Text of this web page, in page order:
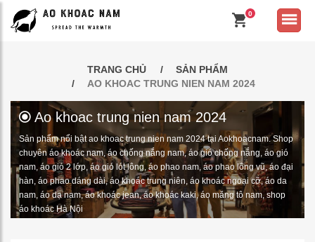
0
TRANG CHỦ
SẢN PHẨM
AO KHOAC TRUNG NIEN NAM 2024
Ao khoac trung nien nam 2024
Sản phẩm nổi bật ao khoac trung nien nam 2024 tại Aokhoacnam. Shop
chuyên áo khoác nam, áo chống nắng nam, áo gió chống nắng, áo gió
nam, áo gió 2 lớp, áo gió lót lông, áo phao nam, áo phao lông vũ, áo đại
hàn, áo phao dáng dài, áo khoác trung niên, áo khoác ngoại cỡ, áo da
nam, áo dạ nam, áo khoác jean, áo khoác kaki, áo măng tô nam, shop
áo khoác Hà Nội